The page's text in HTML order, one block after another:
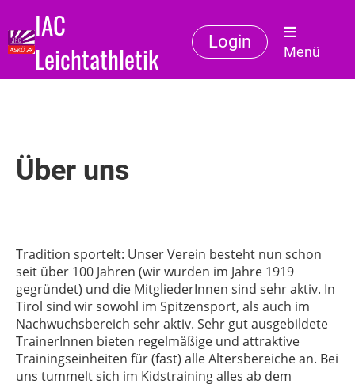
IAC
Leichtathletik
Login
Menü
Über uns
Tradition sportelt: Unser Verein besteht nun schon
seit über 100 Jahren (wir wurden im Jahre 1919
gegründet) und die MitgliederInnen sind sehr aktiv. In
Tirol sind wir sowohl im Spitzensport, als auch im
Nachwuchsbereich sehr aktiv. Sehr gut ausgebildete
TrainerInnen bieten regelmäßige und attraktive
Trainingseinheiten für (fast) alle Altersbereiche an. Bei
uns tummelt sich im Kidstraining alles ab dem